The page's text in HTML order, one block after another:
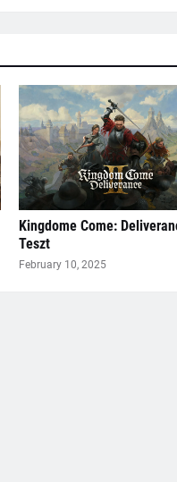
Kingdome Come:
Teszt
February 10, 2025